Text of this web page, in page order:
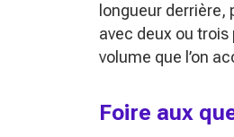
longueur derrière,
avec deux ou
volume que l’on
Foire aux